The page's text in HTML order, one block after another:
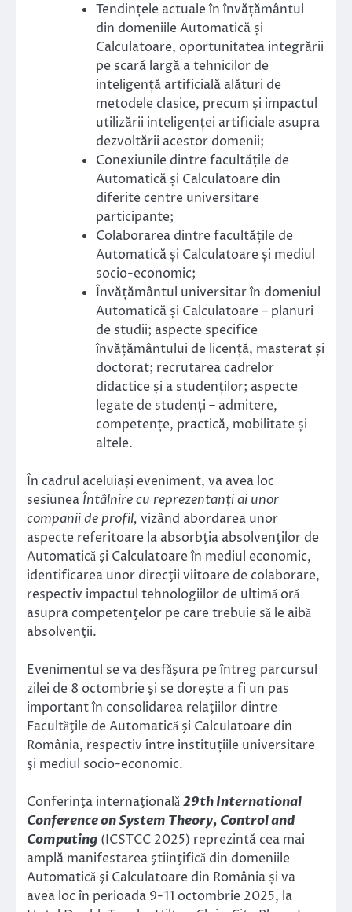
Tendințele actuale în învățământul
din domeniile Automatică și
Calculatoare, oportunitatea integrării
pe scară largă a tehnicilor de
inteligență artificială alături de
metodele clasice, precum și impactul
utilizării inteligenței artificiale asupra
dezvoltării acestor domenii;
Conexiunile dintre facultățile de
Automatică și Calculatoare din
diferite centre universitare
participante;
Colaborarea dintre facultățile de
Automatică și Calculatoare și mediul
socio-economic;
Învățământul universitar în domeniul
Automatică și Calculatoare – planuri
de studii; aspecte specifice
învățământului de licență, masterat și
doctorat; recrutarea cadrelor
didactice și a studenților; aspecte
legate de studenți – admitere,
competențe, practică, mobilitate și
altele.
În cadrul aceluiași eveniment, va avea loc
sesiunea Întâlnire cu reprezentanţi ai unor
companii de profil, vizând abordarea unor
aspecte referitoare la absorbţia absolvenţilor de
Automaticǎ şi Calculatoare în mediul economic,
identificarea unor direcţii viitoare de colaborare,
respectiv impactul tehnologiilor de ultimǎ orǎ
asupra competenţelor pe care trebuie sǎ le aibǎ
absolvenţii.
Evenimentul se va desfǎşura pe întreg parcursul
zilei de 8 octombrie şi se doreşte a fi un pas
important în consolidarea relaţiilor dintre
Facultǎţile de Automaticǎ şi Calculatoare din
România, respectiv între instituțiile universitare
şi mediul socio-economic.
Conferinţa internaţionalǎ29th International
Conference on System Theory, Control and
Computing (ICSTCC 2025) reprezintă cea mai
amplă manifestarea ştiinţificǎ din domeniile
Automaticǎ şi Calculatoare din România și va
avea loc în perioada 9-11 octombrie 2025, la